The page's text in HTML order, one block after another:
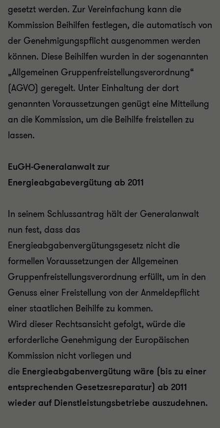
gesetzt werden. Zur Vereinfachung kann die
Kommission Beihilfen festlegen, die automatisch von
der Genehmigungspflicht ausgenommen werden
können. Diese Beihilfen wurden in der sogenannten
„Allgemeinen Gruppenfreistellungsverordnung“
(AGVO) geregelt. Unter Einhaltung der dort
genannten Voraussetzungen genügt eine Mitteilung
an die Kommission, um die Beihilfe freistellen zu
lassen.
EuGH-Generalanwalt zur
Energieabgabevergütung ab 2011
In seinem Schlussantrag hält der Generalanwalt
nun fest, dass das
Energieabgabenvergütungsgesetz nicht die
formellen Voraussetzungen der Allgemeinen
Gruppenfreistellungsverordnung erfüllt, um in den
Genuss einer Freistellung von der Anmeldepflicht
einer staatlichen Beihilfe zu kommen.
Wird dieser Rechtsansicht gefolgt, würde die
erforderliche Genehmigung der Europäischen
Kommission nicht vorliegen und
die Energieabgabenvergütung wäre (bis zu einer
entsprechenden Gesetzesreparatur) ab 2011
wieder auf Dienstleistungsbetriebe auszudehnen.